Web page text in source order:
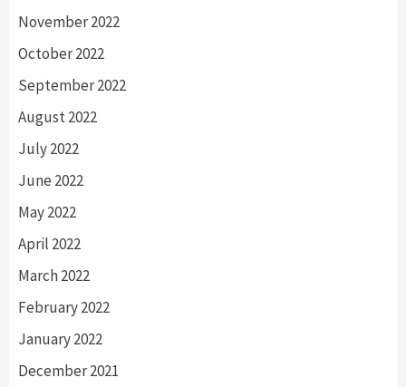
November 2022
October 2022
September 2022
August 2022
July 2022
June 2022
May 2022
April 2022
March 2022
February 2022
January 2022
December 2021